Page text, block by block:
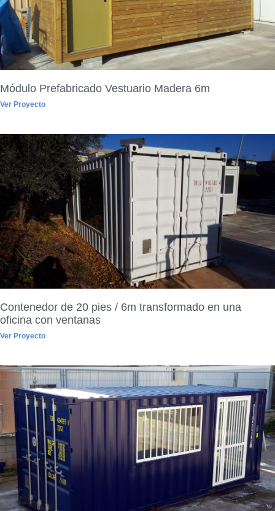
Módulo Prefabricado Vestuario Madera 6m
Ver Proyecto
Contenedor de 20 pies / 6m transformado en una
oficina con ventanas
Ver Proyecto